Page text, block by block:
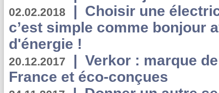
02.02.2018 | Choisir une
c’est simple comme bonjour
d'énergie !
20.12.2017 | Verkor : marque
France et éco-conçues